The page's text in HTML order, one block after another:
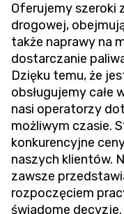
Oferujemy szeroki
drogowej,
także naprawy na
dostarczanie
Dzięku temu, że
obsługujemy
nasi operatorzy
możliwym czasie.
konkurencyjne
naszych klientów.
zawsze
rozpoczęciem
świadome